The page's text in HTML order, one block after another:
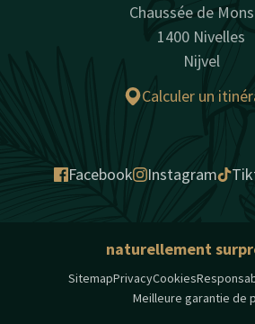
Chaussée de
1400 Nivelles
Nijvel
Calculer un
Facebook Instagram
naturellement
SitemapPrivacyCookies
Meilleure garantie de